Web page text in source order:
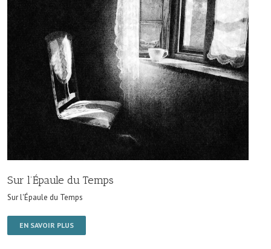
Sur l’Épaule du Temps
Sur l'Épaule du Temps
EN SAVOIR PLUS